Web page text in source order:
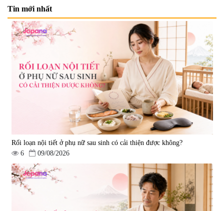
Viên uống bổ não Ribeto Shoji
Ichoha Ekisu Plus - 90 viên
57.920
1.450.000 đ
Viên nang uống cải thiện thị lực,
trí nhớ DHA + EPA + Flaxseed
Oil 30 viên/gói - Date 02/2027
|52.346
225.000 đ
Tẩy tế bào chết Nichiei Bussan
Nano NMN+ Peeling Gel
Viên uống hỗ trợ bền thành
mạch, ngừa tai biến Elastin Plus
& Nattokinase Hokoen 80 viên
|0
Tin mới nhất
Rối loạn nội tiết ở phụ nữ sau sinh có cải thiện được không?
6
09/08/2026